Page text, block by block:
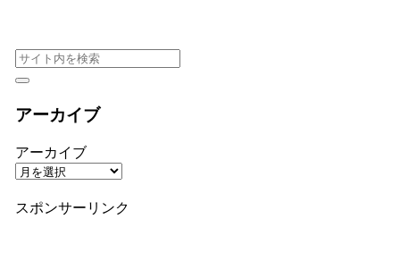
アーカイブ
アーカイブ
スポンサーリンク